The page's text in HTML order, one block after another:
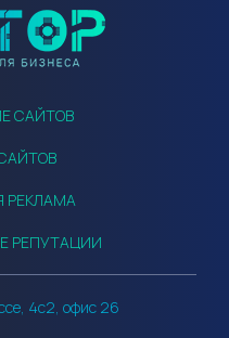
САЙТОВ
РЕКЛАМА
РЕПУТАЦИИ
4с2, офис 26